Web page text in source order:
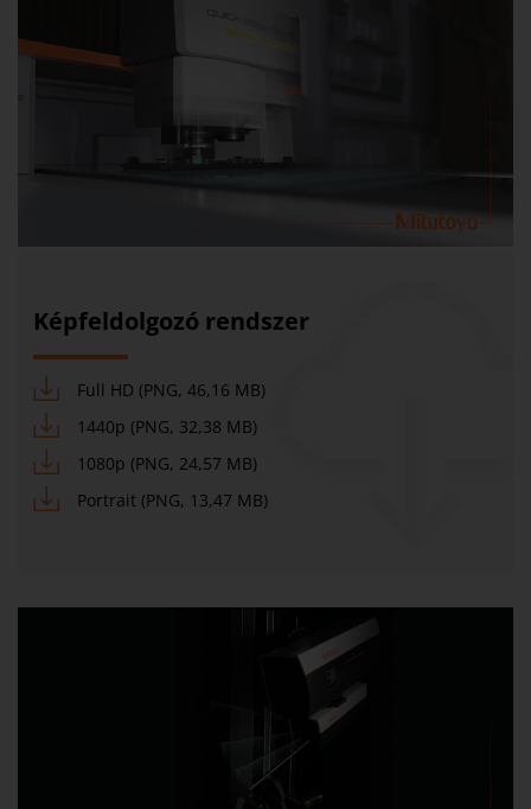
Képfeldolgozó rendszer
Full HD (PNG, 46,16 MB)
1440p (PNG, 32,38 MB)
1080p (PNG, 24,57 MB)
Portrait (PNG, 13,47 MB)